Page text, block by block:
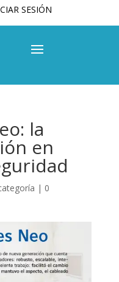
SESIÓN
la
en
| 0